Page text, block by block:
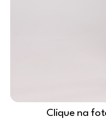
Clique na